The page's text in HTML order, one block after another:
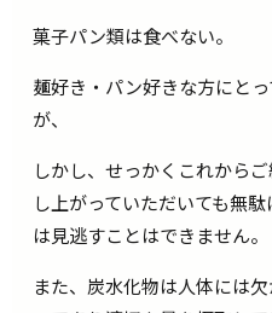
菓子パン類は食べない。
麺好き・パン好きな方にと
が、
しかし、せっかくこれから
し上がっていただいても無
は見逃すことはできません。
また、炭水化物は人体には